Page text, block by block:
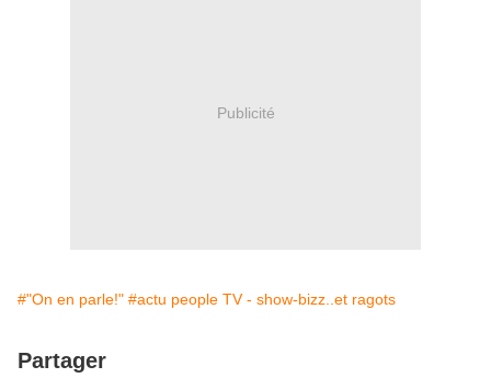
Publicité
#"On en parle!" #actu people TV - show-bizz..et ragots
Partager